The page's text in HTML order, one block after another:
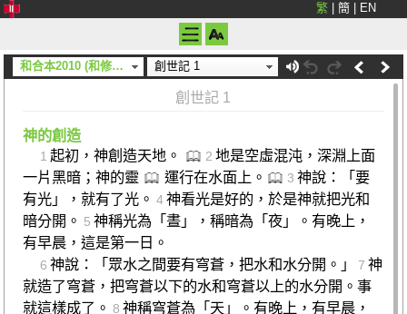
繁 簡 EN
和合本2010 (和修) (神版) 創世記 1
創世記 1
神的創造
1 起初，神創造天地。 2 地是空虛混沌，深淵上面
一片黑暗；神的靈
運行在水面上。 3 神說：「要
有光」，就有了光。 4神看光是好的，於是神就把光和
暗分開。 5 神稱光為「晝」，稱暗為「夜」。有晚上，
有早晨，這是第一日。
6 神說：「眾水之間要有穹蒼，把水和水分開。」 7 神
就造了穹蒼，把穹蒼以下的水和穹蒼以上的水分開。事
就這樣成了。 8 神稱穹蒼為「天」。有晚上，有早晨，